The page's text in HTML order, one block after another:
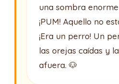
una sombra
¡PUM! Aquello no
¡Era un perro! Un
las orejas caídas y
afuera. 🐶